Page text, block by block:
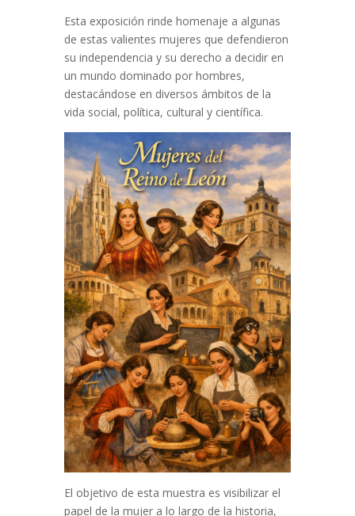
Esta exposición rinde homenaje a algunas
de estas valientes mujeres que defendieron
su independencia y su derecho a decidir en
un mundo dominado por hombres,
destacándose en diversos ámbitos de la
vida social, política, cultural y científica.
El objetivo de esta muestra es visibilizar el
papel de la mujer a lo largo de la historia,